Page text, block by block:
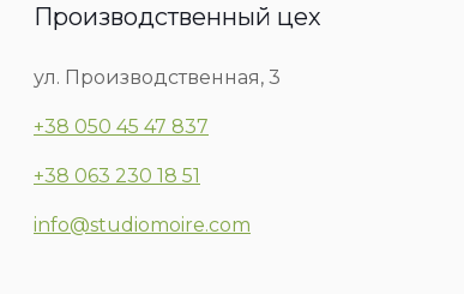
Производственный цех
ул. Производственная, 3
+38 050 45 47 837
+38 063 230 18 51
info@studiomoire.com